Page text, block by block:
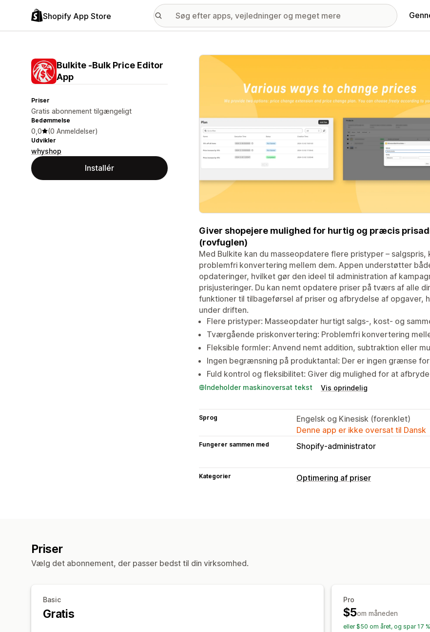
Shopify App Store
Bulkite ‑Bulk Price Editor
App
Priser
Gratis abonnement tilgængeligt
Bedømmelse
0,0 (0 Anmeldelser)
Udvikler
whyshop
Installér
Galleri med udvalgte billeder
Giver shopejere mulighed for hurtig og præcis
(rovfuglen)
Med Bulkite kan du masseopdatere flere pristyper – salgspris,
problemfri konvertering mellem dem. Appen understøtter
opdateringer, hvilket gør den ideel til administration af
prisjusteringer. Du kan nemt opdatere priser på tværs af alle
funktioner til tilbageførsel af priser og afbrydelse af opgaver,
under driften.
Flere pristyper: Masseopdater hurtigt salgs-, kost- og
Tværgående priskonvertering: Problemfri konvertering
Fleksible formler: Anvend nemt addition, subtraktion eller
Ingen begrænsning på produktantal: Der er ingen grænse
Fuld kontrol og fleksibilitet: Giver dig mulighed for at
Indeholder maskinoversat tekst Vis oprindelig
Sprog
Engelsk og Kinesisk (forenklet)
Denne app er ikke oversat til Dansk
Fungerer sammen med Shopify-administrator
Kategorier Optimering af priser
Priser
Vælg det abonnement, der passer bedst til din virksomhed.
Basic
Gratis
Pro
$5om måneden
eller $50 om året, og spar 17 %